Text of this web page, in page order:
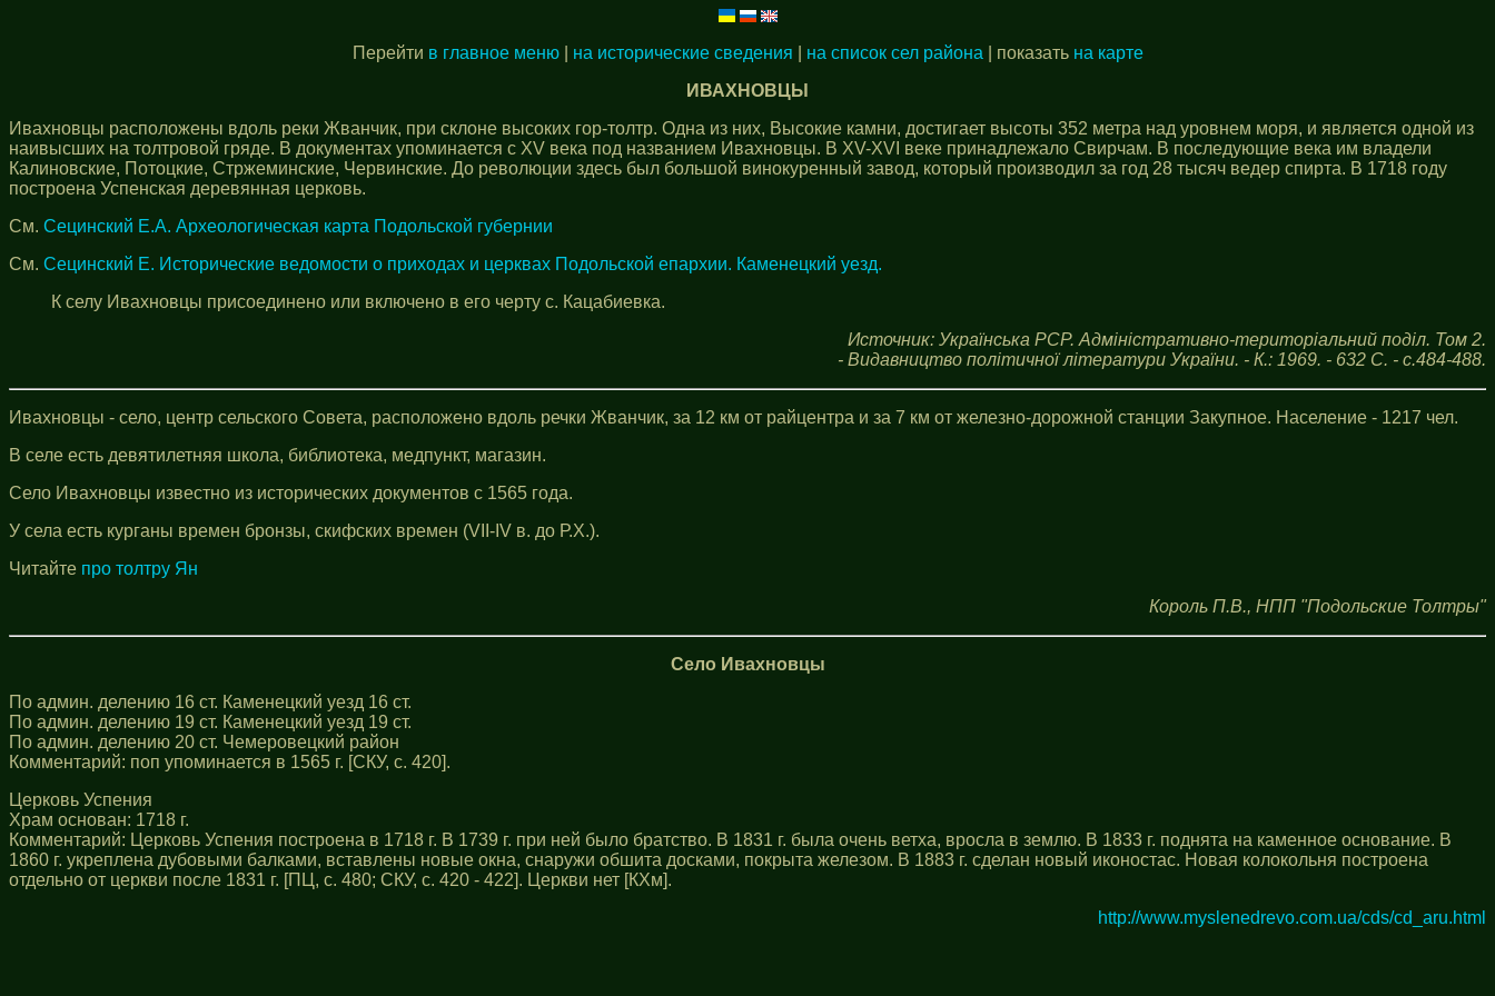
Перейти в главное меню| на исторические сведения на список сел района | показать на карте
ИВАХНОВЦЫ
Ивахновцы расположены вдоль реки Жванчик, при склоне высоких гор-толтр. Одна из них, Высокие камни, достигает высоты 352 метра над уровнем моря, и является одной из
наивысших на толтровой гряде. В документах упоминается с XV века под названием Ивахновцы. В XV-XVI веке принадлежало Свирчам. В последующие века им владели
Калиновские, Потоцкие, Стржеминские, Червинские. До революции здесь был большой винокуренный завод, который производил за год 28 тысяч ведер спирта. В 1718 году
построена Успенская деревянная церковь.
См. Сецинский Е.А. Археологическая карта Подольской губернии
См. Сецинский Е. Исторические ведомости о приходах и церквах Подольской епархии. Каменецкий уезд.
К селу Ивахновцы присоединено или включено в его черту с. Кацабиевка.
Источник: Українська РСР. Адміністративно-територіальний поділ. Том 2.
- Видавництво політичної літератури України. - К.: 1969. - 632 С. - с.484-488.
Ивахновцы - село, центр сельского Совета, расположено вдоль речки Жванчик, за 12 км от райцентра и за 7 км от железно-дорожной станции Закупное. Население - 1217 чел.
В селе есть девятилетняя школа, библиотека, медпункт, магазин.
Село Ивахновцы известно из исторических документов с 1565 года.
У села есть курганы времен бронзы, скифских времен (VII-IV в. до Р.Х.).
Читайте про толтру Ян
Король П.В., НПП "Подольские Толтры"
Село Ивахновцы
По админ. делению 16 ст. Каменецкий уезд 16 ст.
По админ. делению 19 ст. Каменецкий уезд 19 ст.
По админ. делению 20 ст. Чемеровецкий район
Комментарий: поп упоминается в 1565 г. [СКУ, с. 420].
Церковь Успения
Храм основан: 1718 г.
Комментарий: Церковь Успения построена в 1718 г. В 1739 г. при ней было братство. В 1831 г. была очень ветха, вросла в землю. В 1833 г. поднята на каменное основание. В
1860 г. укреплена дубовыми балками, вставлены новые окна, снаружи обшита досками, покрыта железом. В 1883 г. сделан новый иконостас. Новая колокольня построена
отдельно от церкви после 1831 г. [ПЦ, с. 480; СКУ, с. 420 - 422]. Церкви нет [КХм].
http://www.myslenedrevo.com.ua/cds/cd_aru.html